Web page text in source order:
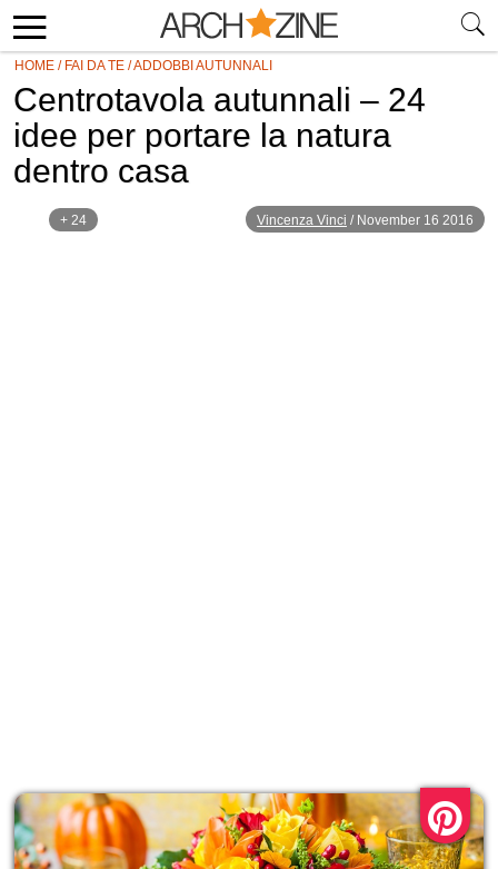
HOME / FAI DA TE /ADDOBBI AUTUNNALI
Centrotavola autunnali – 24
idee per portare la natura
dentro casa
+ 24 Vincenza Vinci / November 16 2016